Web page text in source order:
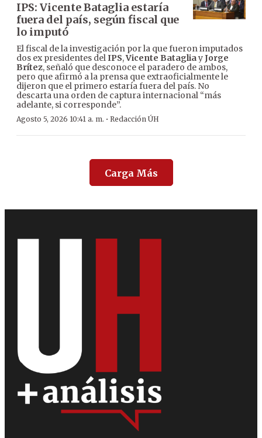
IPS: Vicente Bataglia estaría
fuera del país, según fiscal que
lo imputó
El fiscal de la investigación por la que fueron imputados
dos ex presidentes delIPS,Vicente BatagliayJorge
Brítez, señaló que desconoce el paradero de ambos,
pero que afirmó a la prensa que extraoficialmente le
dijeron que el primero estaría fuera del país. No
descarta una orden de captura internacional “más
adelante, si corresponde”.
Agosto 5, 2026 10:41 a. m. · Redacción ÚH
Carga Más